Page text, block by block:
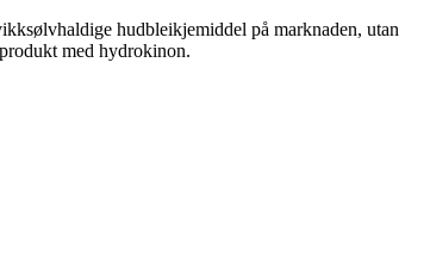
hudbleikjemiddel på marknaden, utan
med hydrokinon.